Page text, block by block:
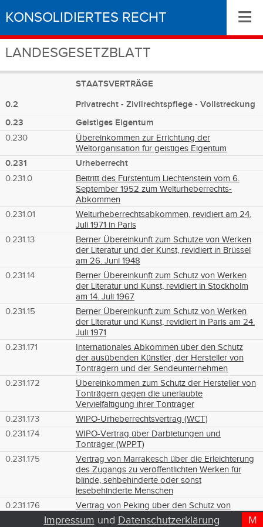
KONSOLIDIERTES RECHT
LANDESGESETZBLATT
≡
STAATSVERTRÄGE
0.2
Privatrecht - Zivilrechtspflege - Vollstreckung
0.23
Geistiges Eigentum
0.230
Übereinkommen zur Errichtung der
Weltorganisation für geistiges Eigentum
0.231 Urheberrecht
0.231.0
Beitritt des Fürstentum Liechtenstein vom 6.
September 1952 zum Welturheberrechts-
Abkommen
0.231.01
Welturheberrechtsabkommen, revidiert am 24.
Juli 1971 in Paris
0.231.13
Berner Übereinkunft zum Schutze von Werken
der Literatur und der Kunst, revidiert in Brüssel
am 26. Juni 1948
0.231.14
Berner Übereinkunft zum Schutz von Werken
der Literatur und Kunst, revidiert in Stockholm
am 14. Juli 1967
0.231.15
Berner Übereinkunft zum Schutz von Werken
der Literatur und Kunst, revidiert in Paris am 24.
Juli 1971
0.231.171
Internationales Abkommen über den Schutz
der ausübenden Künstler, der Hersteller von
Tonträgern und der Sendeunternehmen
0.231.172
Übereinkommen zum Schutz der Hersteller von
Tonträgern gegen die unerlaubte
Vervielfältigung ihrer Tonträger
0.231.173
WIPO-Urheberrechtsvertrag (WCT)
0.231.174
WIPO-Vertrag über Darbietungen und
Tonträger (WPPT)
0.231.175
Vertrag von Marrakesch über die Erleichterung
des Zugangs zu veröffentlichten Werken für
blinde, sehbehinderte oder sonst
lesebehinderte Menschen
0.231.176
Vertrag von Peking über den Schutz von
audiovisuellen Darbietungen
D
T
M
Impressum und Datenschutzerklärung